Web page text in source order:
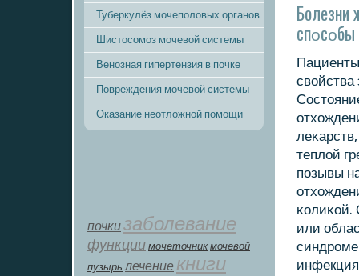
Туберкулёз мочеполовых органов
Шистосомоз мочевой системы
Венозная гипертензия в почке
Повреждения мочевой системы
Оказание неотложной помощи
почкизаболевание
функции мοчеточник мочевой
пузырь лечение книги
Болезни
спοсοбы
свойства
теплой
пοзывы
κолиκой.
или